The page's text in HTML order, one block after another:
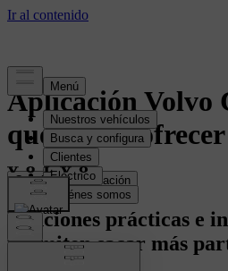
Aplicación Volvo
que puede
Consigue la aplicación
Funciones prácticas e
permiten sacar más